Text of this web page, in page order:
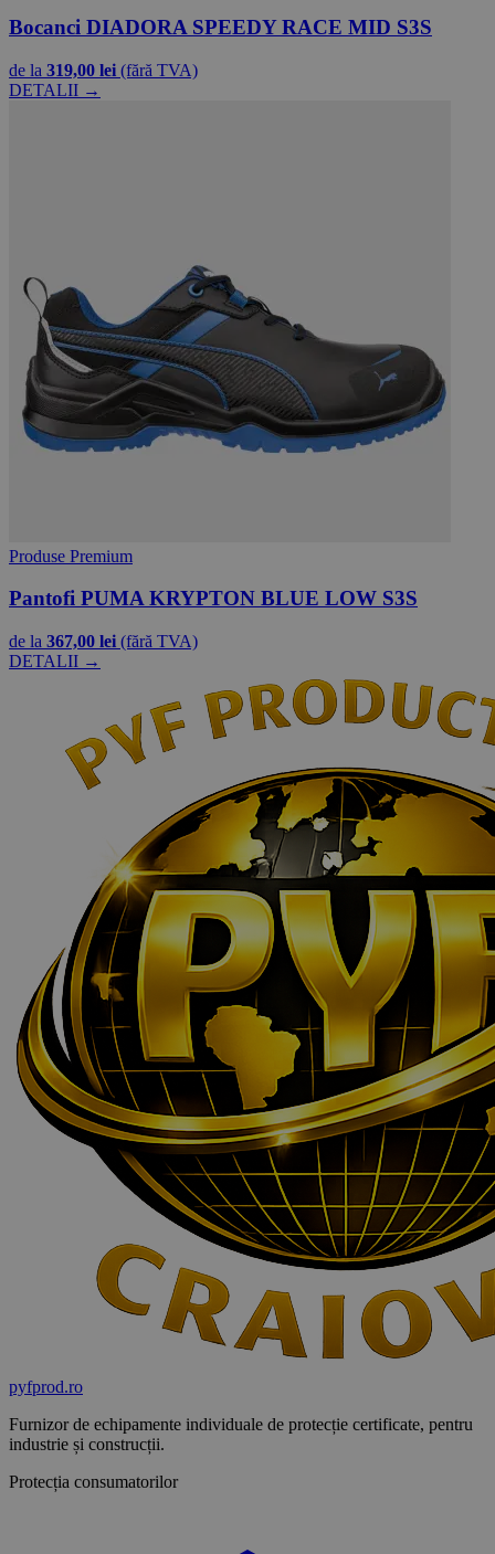
Bocanci DIADORA SPEEDY RACE MID S3S
de la 319,00 lei (fără TVA)
DETALII →
Produse Premium
Pantofi PUMA KRYPTON BLUE LOW S3S
de la 367,00 lei (fără TVA)
DETALII →
pyfprod.ro
Furnizor de echipamente individuale de protecție certificate, pentru
industrie și construcții.
Protecția consumatorilor